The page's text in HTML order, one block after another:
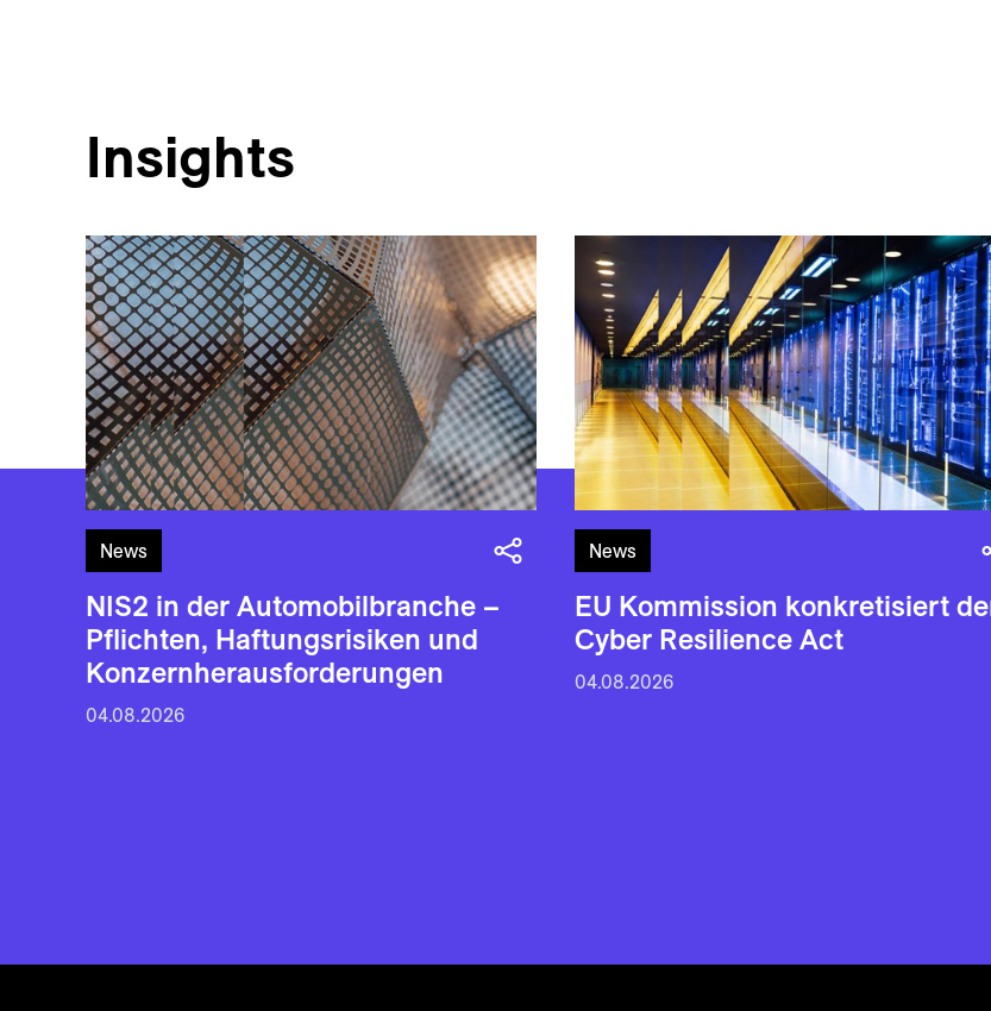
Insights
News
NIS2 in der Automobilbranche –
Pflichten, Haftungsrisiken und
Konzernherausforderungen
04.08.2026
News
EU Kommission konkretisiert
Cyber Resilience Act
04.08.2026